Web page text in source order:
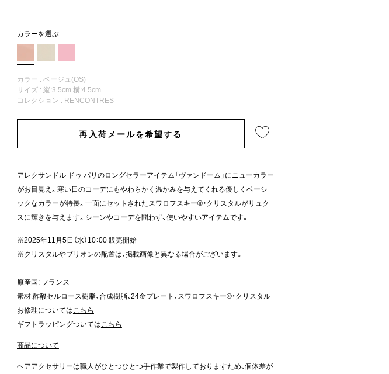
カラーを選ぶ
カラー : ベージュ(OS)
サイズ : 縦:3.5cm 横:4.5cm
コレクション : RENCONTRES
再入荷メールを希望する
アレクサンドル ドゥ パリのロングセラーアイテム「ヴァンドーム」にニューカラー
がお目見え。寒い日のコーデにもやわらかく温かみを与えてくれる優しくベーシ
ックなカラーが特長。一面にセットされたスワロフスキー®・クリスタルがリュク
スに輝きを与えます。シーンやコーデを問わず、使いやすいアイテムです。
※2025年11月5日（水）10：00 販売開始
※クリスタルやブリオンの配置は、掲載画像と異なる場合がございます。
原産国: フランス
素材:酢酸セルロース樹脂、合成樹脂、24金プレート、スワロフスキー®・クリスタル
お修理についてはこちら
ギフトラッピングついてはこちら
商品について
ヘアアクセサリーは職人がひとつひとつ手作業で製作しておりますため、個体差が